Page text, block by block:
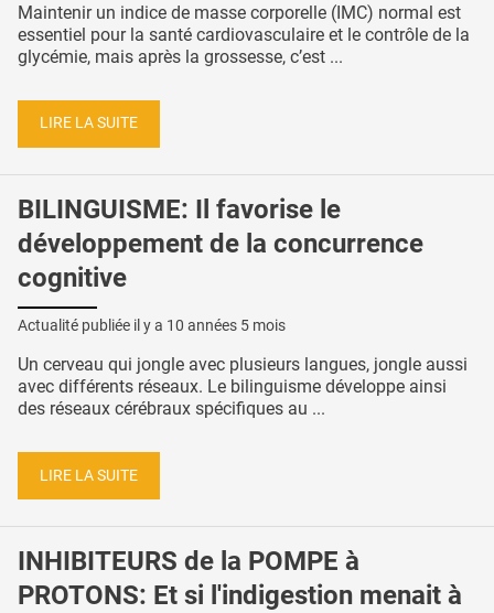
Maintenir un indice de masse corporelle (IMC) normal est
essentiel pour la santé cardiovasculaire et le contrôle de la
glycémie, mais après la grossesse, c’est ...
LIRE LA SUITE
BILINGUISME: Il favorise le
développement de la concurrence
cognitive
Actualité publiée il y a 10 années 5 mois
Un cerveau qui jongle avec plusieurs langues, jongle aussi
avec différents réseaux. Le bilinguisme développe ainsi
des réseaux cérébraux spécifiques au ...
LIRE LA SUITE
INHIBITEURS de la POMPE à
PROTONS: Et si l'indigestion menait à